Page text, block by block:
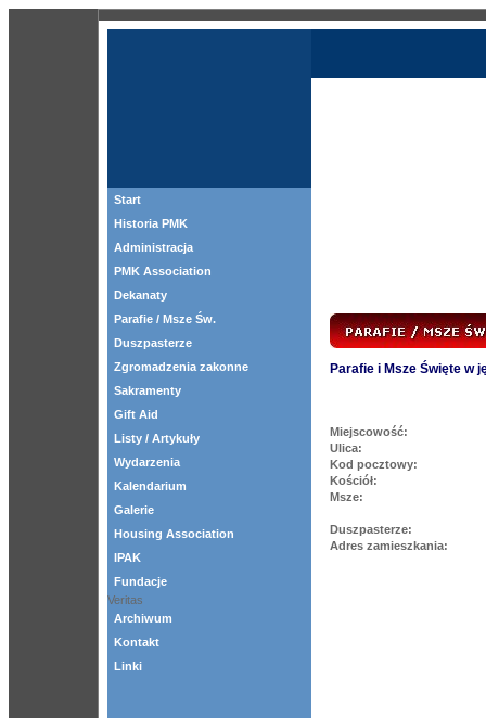
Start
Historia PMK
Administracja
PMK Association
Dekanaty
Parafie / Msze Św.
Duszpasterze
Zgromadzenia zakonne
Sakramenty
Gift Aid
Listy / Artykuły
Wydarzenia
Kalendarium
Galerie
Housing Association
IPAK
Fundacje
Veritas
Archiwum
Kontakt
Linki
Parafie i Msze Święte w
Miejscowość:
Ulica:
Kod pocztowy:
Kościół:
Msze:
Duszpasterze:
Adres zamieszkania: